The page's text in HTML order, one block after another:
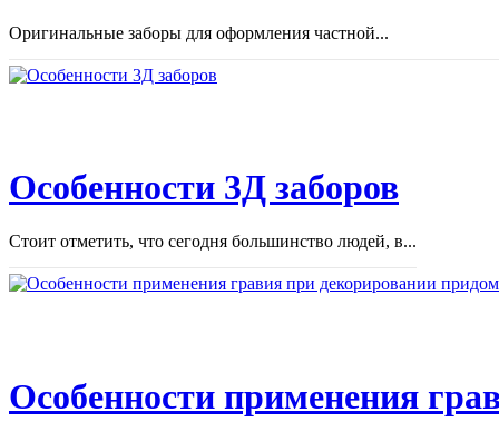
Оригинальные заборы для оформления частной...
Особенности 3Д заборов
Стоит отметить, что сегодня большинство людей, в...
Особенности применения